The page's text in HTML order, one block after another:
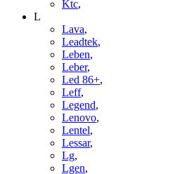
Ktc,
L
Lava,
Leadtek,
Leben,
Leber,
Led 86+,
Leff,
Legend,
Lenovo,
Lentel,
Lessar,
Lg,
Lgen,